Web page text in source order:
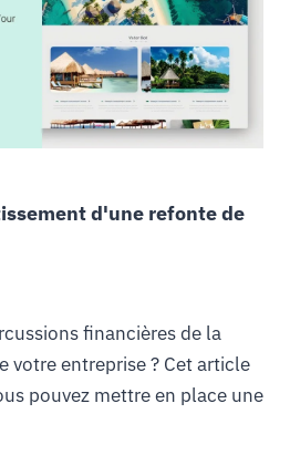
d'une refonte de
financières de la
votre entreprise ? Cet article
pouvez mettre en place une